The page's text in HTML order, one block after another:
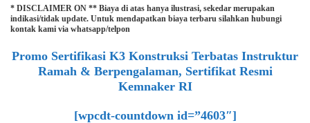
* DISCLAIMER ON ** Biaya di atas hanya ilustrasi, sekedar merupakan
indikasi/tidak update. Untuk mendapatkan biaya terbaru silahkan hubungi
kontak kami via whatsapp/telpon
Promo Sertifikasi K3 Konstruksi Terbatas Instruktur
Ramah & Berpengalaman, Sertifikat Resmi
Kemnaker RI
[wpcdt-countdown id=”4603″]